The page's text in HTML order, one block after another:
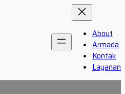
About
Armada
Kontak
Layanan